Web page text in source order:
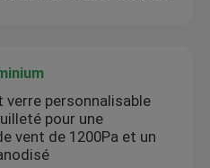
verre personnalisable
pour une
vent de 1200Pa et un